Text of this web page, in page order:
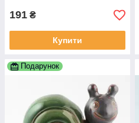
191 ₴
Купити
Подарунок